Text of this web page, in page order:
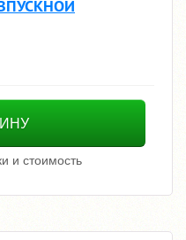
и стоимость